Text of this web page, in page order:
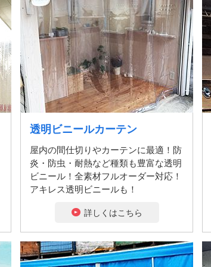
透明ビニールカーテン
屋内の間仕切りやカーテンに最適！防
炎・防虫・耐熱など種類も豊富な透明
ビニール！全素材フルオーダー対応！
アキレス透明ビニールも！
詳しくはこちら